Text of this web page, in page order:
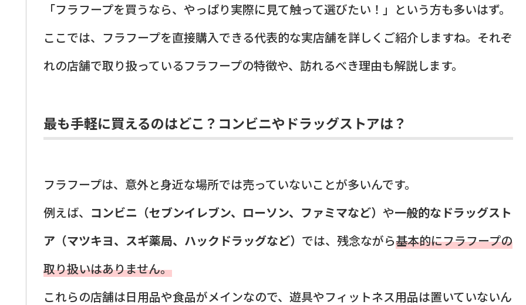
「フラフープを買うなら、やっぱり実際に見て触って選びたい！」という方も多いはず。
ここでは、フラフープを直接購入できる代表的な実店舗を詳しくご紹介しますね。それぞ
れの店舗で取り扱っているフラフープの特徴や、訪れるべき理由も解説します。
最も手軽に買えるのはどこ？コンビニやドラッグストアは？
フラフープは、意外と身近な場所では売っていないことが多いんです。
例えば、 コンビニ（セブンイレブン、ローソン、ファミマなど） や一般的なドラッグスト
ア（マツキヨ、スギ薬局、ハックドラッグなど） では、残念ながら基本的にフラフープの
取り扱いはありません。
これらの店舗は日用品や食品がメインなので、遊具やフィットネス用品は置いていないん